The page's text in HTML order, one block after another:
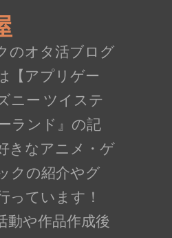
のオタ活ブログ
【アプリゲー
ニー ツイステ
ランド』の記
きなアニメ・ゲ
クの紹介やグ
っています！
動や作品作成後